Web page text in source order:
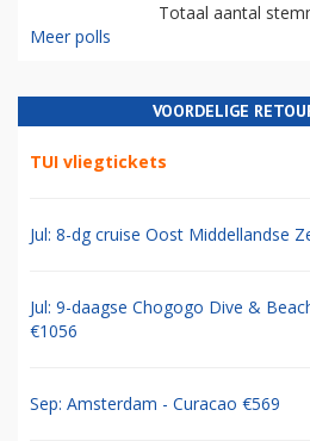
Totaal aantal
Meer polls
VOORDELIGE
TUI vliegtickets
Jul: 8-dg cruise Oost Middellandse
Jul: 9-daagse Chogogo Dive &
€1056
Sep: Amsterdam - Curacao €569